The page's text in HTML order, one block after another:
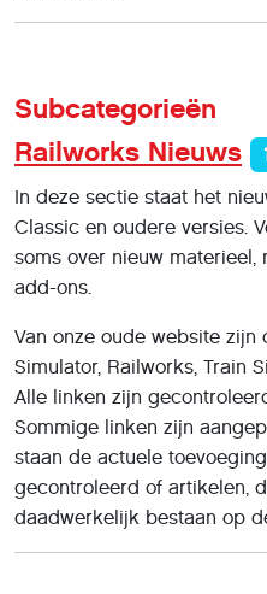
Subcategorieën
Railworks Nieuws
In deze sectie staat het
Classic en oudere versies.
soms over nieuw materieel,
add-ons.
Van onze oude website zijn
Simulator, Railworks, Train
Alle linken zijn
Sommige linken zijn
staan de actuele
gecontroleerd of artikelen,
daadwerkelijk bestaan op